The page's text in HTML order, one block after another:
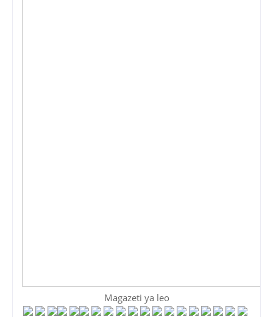
Magazeti ya leo